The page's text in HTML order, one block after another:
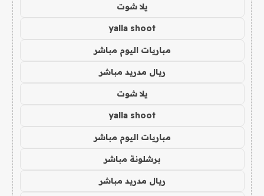
يلا شوت
yalla shoot
مباريات اليوم مباشر
ريال مدريد مباشر
يلا شوت
yalla shoot
مباريات اليوم مباشر
برشلونة مباشر
ريال مدريد مباشر